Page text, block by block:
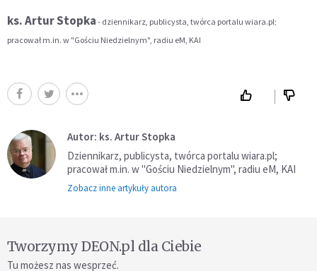
ks. Artur Stopka - dziennikarz, publicysta, twórca portalu wiara.pl;
pracował m.in. w "Gościu Niedzielnym", radiu eM, KAI
Autor: ks. Artur Stopka
Dziennikarz, publicysta, twórca portalu wiara.pl;
pracował m.in. w "Gościu Niedzielnym", radiu eM, KAI
Zobacz inne artykuły autora
Tworzymy DEON.pl dla Ciebie
Tu możesz nas wesprzeć.